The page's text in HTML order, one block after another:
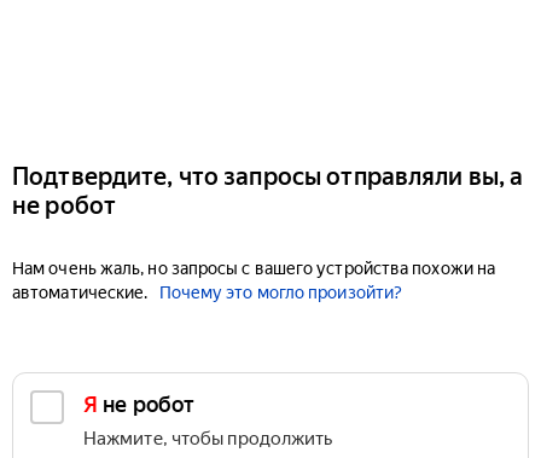
Подтвердите, что запросы отправляли вы, а
не робот
Нам очень жаль, но запросы с вашего устройства похожи на
автоматические.
Почему это могло произойти?
Я не робот
Нажмите, чтобы продолжить